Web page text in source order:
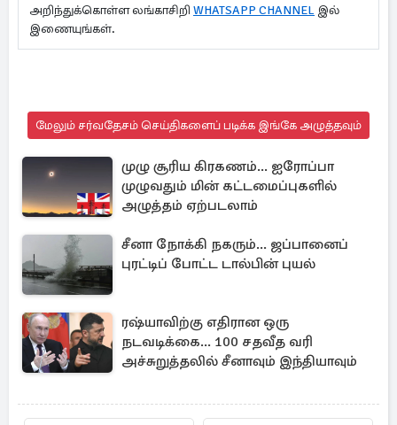
அறிந்துக்கொள்ள லங்காசிறி WHATSAPP CHANNEL இல்
இணையுங்கள்.
மேலும் சர்வதேசம் செய்திகளைப் படிக்க இங்கே அழுத்தவும்
முழு சூரிய கிரகணம்... ஐரோப்பா
முழுவதும் மின் கட்டமைப்புகளில்
அழுத்தம் ஏற்படலாம்
சீனா நோக்கி நகரும்... ஜப்பானைப்
புரட்டிப் போட்ட டால்பின் புயல்
ரஷ்யாவிற்கு எதிரான ஒரு
நடவடிக்கை... 100 சதவீத வரி
அச்சுறுத்தலில் சீனாவும் இந்தியாவும்